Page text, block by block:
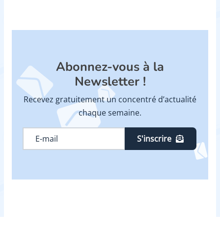
Abonnez-vous à la
Newsletter !
Recevez gratuitement un concentré d’actualité
chaque semaine.
S'inscrire